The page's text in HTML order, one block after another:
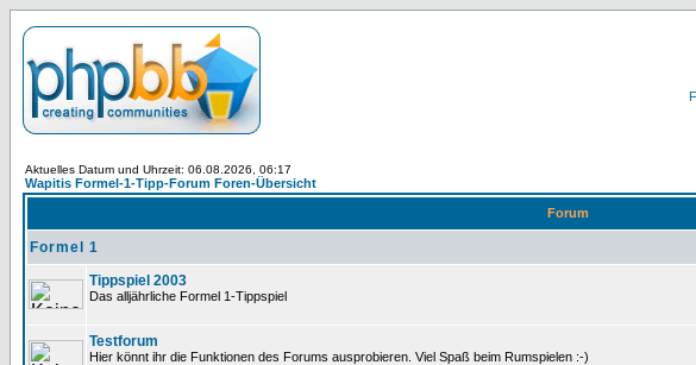
Aktuelles Datum und Uhrzeit: 06.08.2026, 06:17
Wapitis Formel-1-Tipp-Forum Foren-Übersicht
Forum
Formel 1
Tippspiel 2003
Das alljährliche Formel 1-Tippspiel
Testforum
Hier könnt ihr die Funktionen des Forums ausprobieren. Viel Spaß beim Rumspielen :-)